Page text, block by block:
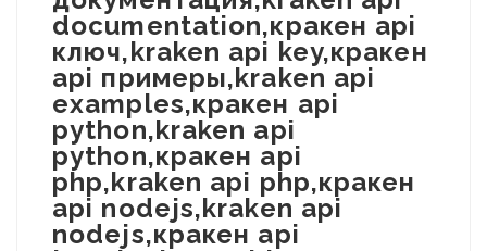
documentation,кракен api
ключ,kraken api key,кракен
api примеры,kraken api
examples,кракен api
python,kraken api
python,кракен api
php,kraken api php,кракен
api nodejs,kraken api
nodejs,кракен api